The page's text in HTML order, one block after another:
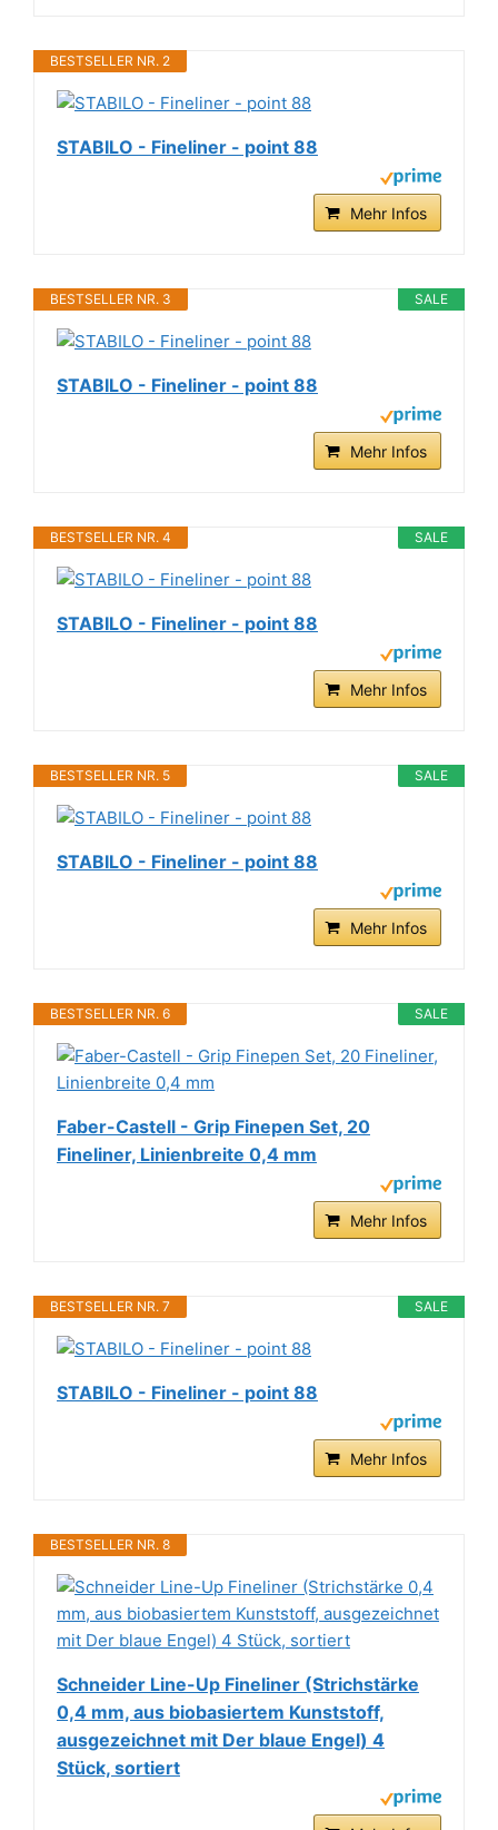
BESTSELLER NR. 2
STABILO - Fineliner - point 88
Mehr Infos
SALE
BESTSELLER NR. 3
STABILO - Fineliner - point 88
Mehr Infos
SALE
BESTSELLER NR. 4
STABILO - Fineliner - point 88
Mehr Infos
SALE
BESTSELLER NR. 5
STABILO - Fineliner - point 88
Mehr Infos
SALE
BESTSELLER NR. 6
Faber-Castell - Grip Finepen Set, 20
Fineliner, Linienbreite 0,4 mm
Mehr Infos
SALE
BESTSELLER NR. 7
STABILO - Fineliner - point 88
Mehr Infos
BESTSELLER NR. 8
Schneider Line-Up Fineliner (Strichstärke
0,4 mm, aus biobasiertem Kunststoff,
ausgezeichnet mit Der blaue Engel) 4
Stück, sortiert